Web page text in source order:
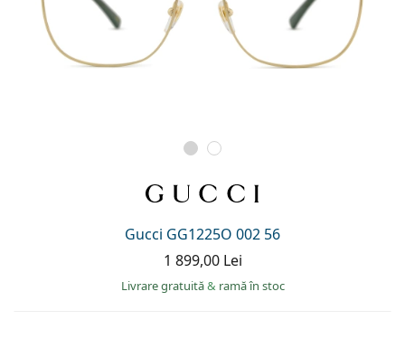
Gucci GG1225O 002 56
1 899,00 Lei
Livrare gratuită& ramă în stoc